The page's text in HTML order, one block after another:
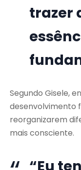
trazer
Segundo Gisele,
desenvolvimento
reorganizarem
mais consciente.